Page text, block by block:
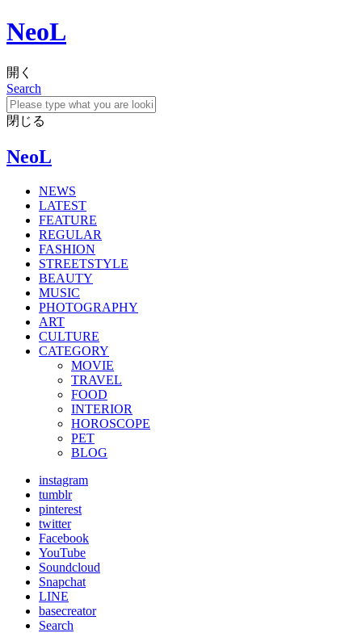
NeoL
開く
Search
閉じる
NeoL
NEWS
LATEST
FEATURE
REGULAR
FASHION
STREETSTYLE
BEAUTY
MUSIC
PHOTOGRAPHY
ART
CULTURE
CATEGORY
MOVIE
TRAVEL
FOOD
INTERIOR
HOROSCOPE
PET
BLOG
instagram
tumblr
pinterest
twitter
Facebook
YouTube
Soundcloud
Snapchat
LINE
basecreator
Search